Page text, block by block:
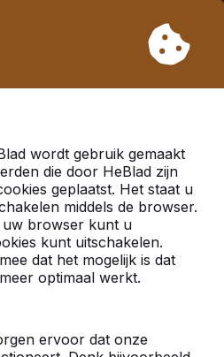
rekening met langere levertijden.
wordt gebruik gemaakt
die door HeBlad zijn
geplaatst. Het staat u
middels de browser.
uw browser kunt u
kunt uitschakelen.
dat het mogelijk is dat
optimaal werkt.
ervoor dat onze
producten verkocht